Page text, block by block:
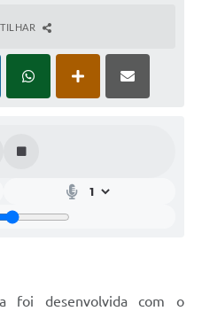
foi desenvolvida com o